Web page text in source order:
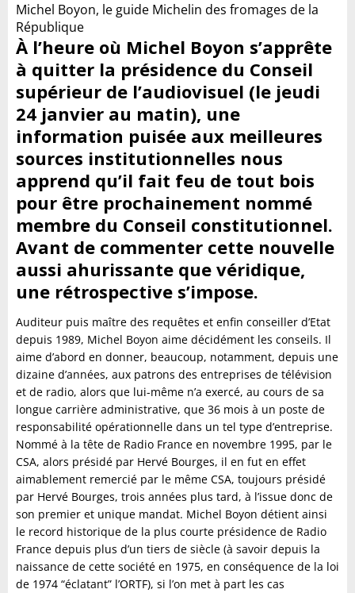
Michel Boyon, le guide Michelin des fromages de la
République
À l’heure où Michel Boyon s’apprête
à quitter la présidence du Conseil
supérieur de l’audiovisuel (le jeudi
24 janvier au matin), une
information puisée aux meilleures
sources institutionnelles nous
apprend qu’il fait feu de tout bois
pour être prochainement nommé
membre du Conseil constitutionnel.
Avant de commenter cette nouvelle
aussi ahurissante que véridique,
une rétrospective s’impose.
Auditeur puis maître des requêtes et enfin conseiller d’Etat
depuis 1989, Michel Boyon aime décidément les conseils. Il
aime d’abord en donner, beaucoup, notamment, depuis une
dizaine d’années, aux patrons des entreprises de télévision
et de radio, alors que lui-même n’a exercé, au cours de sa
longue carrière administrative, que 36 mois à un poste de
responsabilité opérationnelle dans un tel type d’entreprise.
Nommé à la tête de Radio France en novembre 1995, par le
CSA, alors présidé par Hervé Bourges, il en fut en effet
aimablement remercié par le même CSA, toujours présidé
par Hervé Bourges, trois années plus tard, à l’issue donc de
son premier et unique mandat. Michel Boyon détient ainsi
le record historique de la plus courte présidence de Radio
France depuis plus d’un tiers de siècle (à savoir depuis la
naissance de cette société en 1975, en conséquence de la loi
de 1974 “éclatant” l’ORTF), si l’on met à part les cas